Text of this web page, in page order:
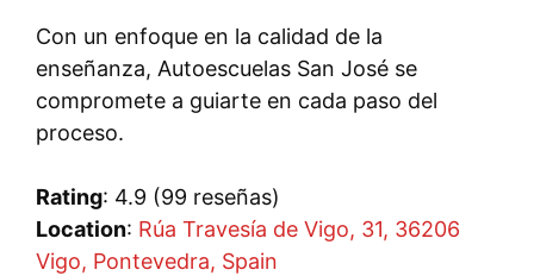
Con un enfoque en la calidad de la
enseñanza, Autoescuelas San José se
compromete a guiarte en cada paso del
proceso.
Rating: 4.9 (99 reseñas)
Location: Rúa Travesía de Vigo, 31, 36206
Vigo, Pontevedra, Spain